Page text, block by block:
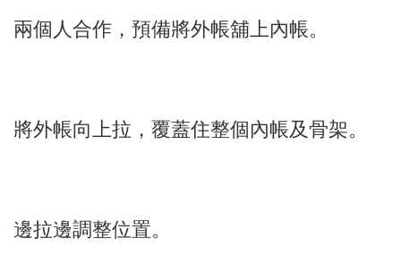
兩個人合作，預備將外帳舖上內帳。
將外帳向上拉，覆蓋住整個內帳及骨架。
邊拉邊調整位置。